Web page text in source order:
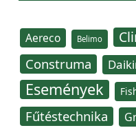
Aereco Belimo
Construma
Események
Fűtéstechnika